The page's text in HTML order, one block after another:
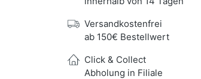
Versandkostenfrei
ab 150€ Bestellwert
Click & Collect
Abholung in Filiale